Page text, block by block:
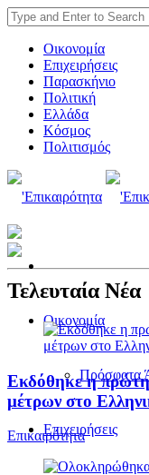
Οικονομία
Επιχειρήσεις
Παρασκήνιο
Πολιτική
Ελλάδα
Κόσμος
Πολιτισμός
Οικονομία
Πρόσφατα
Επιχειρήσεις
Τελευταία Νέα
Εκδόθηκε η πρώτη
μέτρων στο
Επικαιρότητα